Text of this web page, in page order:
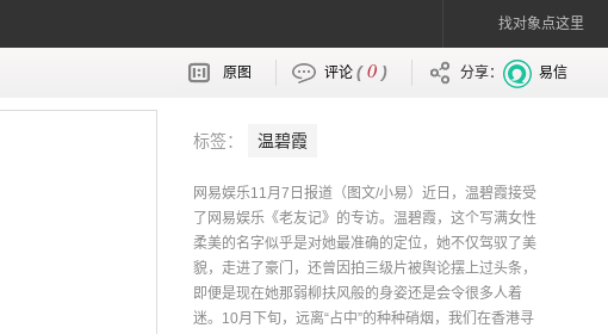
找对象点这里
原图 评论 (0 ) 分享： 易信
标签： 温碧霞
网易娱乐11月7日报道（图文/小易）近日，温碧霞接受
了网易娱乐《老友记》的专访。温碧霞，这个写满女性
柔美的名字似乎是对她最准确的定位，她不仅驾驭了美
貌，走进了豪门，还曾因拍三级片被舆论摆上过头条，
即便是现在她那弱柳扶风般的身姿还是会令很多人着
迷。10月下旬，远离“占中”的种种硝烟，我们在香港寻